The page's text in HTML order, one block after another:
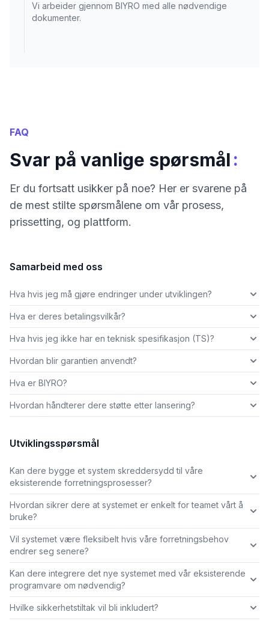
Vi arbeider gjennom BIYRO med alle nødvendige
dokumenter.
FAQ
Svar på vanlige spørsmål:
Er du fortsatt usikker på noe? Her er svarene på
de mest stilte spørsmålene om vår prosess,
prissetting, og plattform.
Samarbeid med oss
Hva hvis jeg må gjøre endringer under utviklingen?
Hva er deres betalingsvilkår?
Hva hvis jeg ikke har en teknisk spesifikasjon (TS)?
Hvordan blir garantien anvendt?
Hva er BIYRO?
Hvordan håndterer dere støtte etter lansering?
Utviklingsspørsmål
Kan dere bygge et system skreddersydd til våre
eksisterende forretningsprosesser?
Hvordan sikrer dere at systemet er enkelt for teamet vårt å
bruke?
Vil systemet være fleksibelt hvis våre forretningsbehov
endrer seg senere?
Kan dere integrere det nye systemet med vår eksisterende
programvare om nødvendig?
Hvilke sikkerhetstiltak vil bli inkludert?